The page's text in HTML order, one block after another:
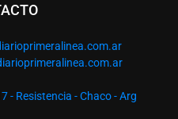
- Resistencia - Chaco - Arg